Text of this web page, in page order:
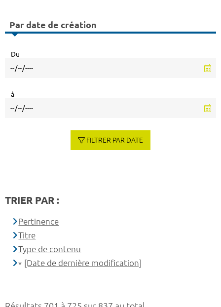
Par date de création
Du
à
FILTRER PAR DATE
TRIER PAR :
Pertinence
Titre
Type de contenu
[Date de dernière modification]